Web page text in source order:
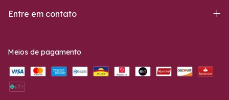
Entre em contato
Meios de pagamento